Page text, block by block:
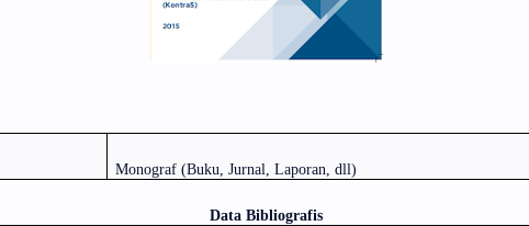
Monograf (Buku, Jurnal, Laporan, dll)
Data Bibliografis